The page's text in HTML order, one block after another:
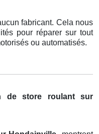
fabricant. Cela nous
pour réparer sur tout
ou automatisés.
de store roulant
sur